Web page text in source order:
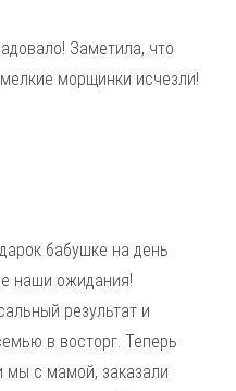
Заметила, что
морщинки исчезли!
бабушке на день
наши ожидания!
результат и
в восторг. Теперь
мы с мамой, заказали